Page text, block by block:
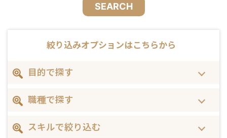
SEARCH
絞り込みオプションはこちらから
目的で探す
職種で探す
スキルで絞り込む